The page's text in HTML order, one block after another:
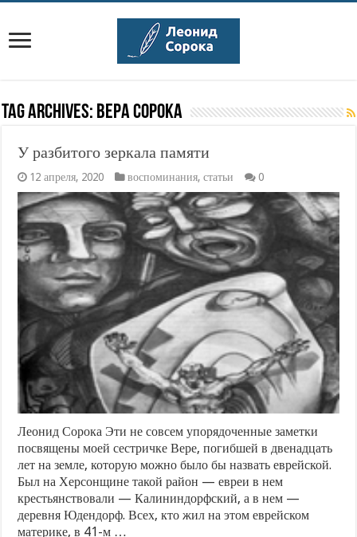
Tag Archives: вера сорока
У разбитого зеркала памяти
12 апреля, 2020 воспоминания,статьи 0
Леонид Сорока Эти не совсем упорядоченные заметки
посвящены моей сестричке Вере, погибшей в двенадцать
лет на земле, которую можно было бы назвать еврейской.
Был на Херсонщине такой район — евреи в нем
крестьянствовали — Калининдорфский, а в нем —
деревня Юдендорф. Всех, кто жил на этом еврейском
материке, в 41-м …